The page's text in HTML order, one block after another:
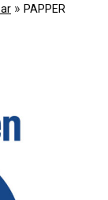
» PAPPER